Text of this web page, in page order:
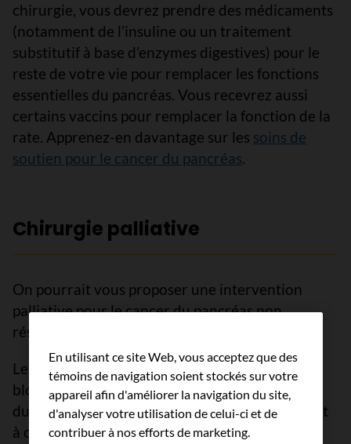
chirurgie, vous devrez prendre des médicaments
(notamment de l’insuline ou un traitement
substitutif à base d’enzymes digestives) pour le
reste de votre vie pour remplacer les fonctions
essentielles du pancréas. Vous recevrez aussi
certains vaccins pour remplacer la fonction de la
rate. Apprenez-en davantage sur les soins de
soutien pour le cancer du pancréas.
Chirurgie palliative
On pourrait vous proposer une intervention
palliative pour le cancer du pancréas non
résécable ou récidivant.
Les tumeurs situées dans la tête du pancréas
bloquent souvent le canal cholédoque ou le
duodénum. Les interventions palliatives servent
à contrôler les symptômes causés par ces
En utilisant ce site Web, vous acceptez que des
témoins de navigation soient stockés sur votre
appareil afin d'améliorer la navigation du site,
d'analyser votre utilisation de celui-ci et de
contribuer à nos efforts de marketing.